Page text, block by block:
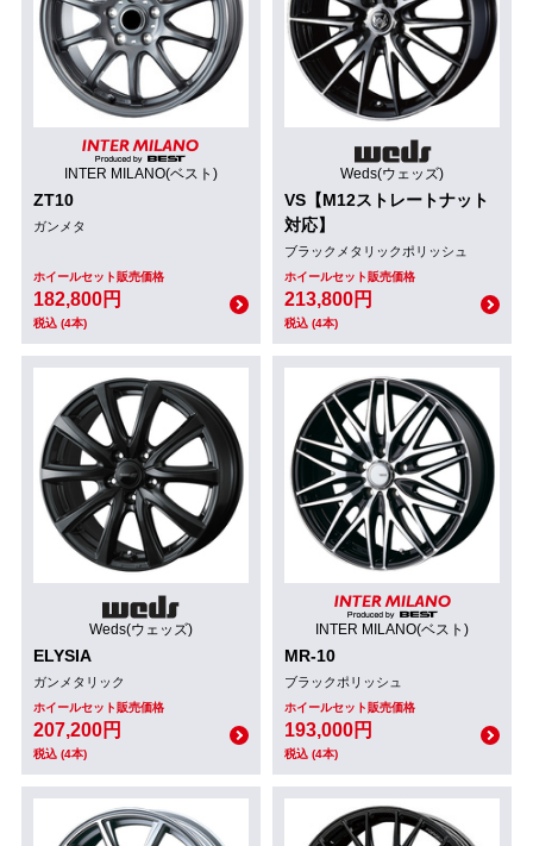
INTER MILANO(ベスト)
ZT10
ガンメタ
ホイールセット販売価格
182,800円
税込 (4本)
Weds(ウェッズ)
VS【M12ストレートナット
対応】
ブラックメタリックポリッシュ
ホイールセット販売価格
213,800円
税込 (4本)
Weds(ウェッズ)
ELYSIA
ガンメタリック
ホイールセット販売価格
207,200円
税込 (4本)
INTER MILANO(ベスト)
MR-10
ブラックポリッシュ
ホイールセット販売価格
193,000円
税込 (4本)